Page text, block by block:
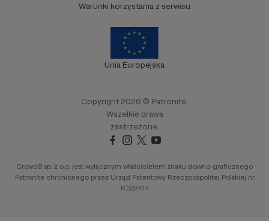
Warunki korzystania z serwisu
Unia Europejska
Copyright 2026 © Patronite.
Wszelkie prawa
zastrzeżone.
Crowd8 sp. z o.o. jest wyłącznym właścicielem znaku słowno-graficznego
Patronite chronionego przez Urząd Patentowy Rzeczpospolitej Polskiej nr
R.322414